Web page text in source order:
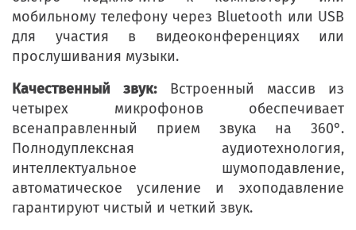
мобильному телефону через Bluetooth или USB
для участия в видеоконференциях или
прослушивания музыки.
Качественный звук:Встроенный массив из
четырех микрофонов обеспечивает
всенаправленный прием звука на 360°.
Полнодуплексная аудиотехнология,
интеллектуальное шумоподавление,
автоматическое усиление и эхоподавление
гарантируют чистый и четкий звук.